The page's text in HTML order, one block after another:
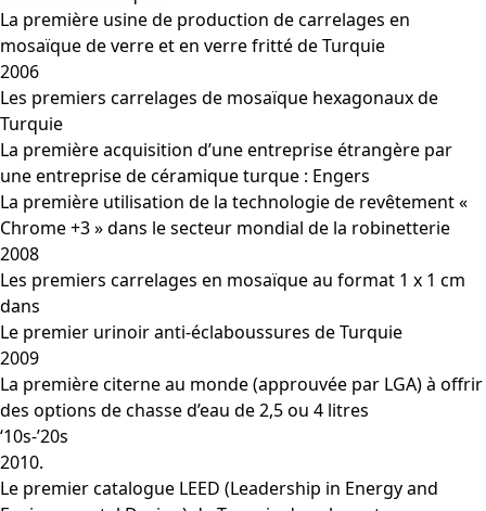
La première usine de production de carrelages en
mosaïque de verre et en verre fritté de Turquie
2006
Les premiers carrelages de mosaïque hexagonaux de
Turquie
La première acquisition d’une entreprise étrangère par
une entreprise de céramique turque : Engers
La première utilisation de la technologie de revêtement «
Chrome +3 » dans le secteur mondial de la robinetterie
2008
Les premiers carrelages en mosaïque au format 1 x 1 cm
dans
Le premier urinoir anti-éclaboussures de Turquie
2009
La première citerne au monde (approuvée par LGA) à offrir
des options de chasse d’eau de 2,5 ou 4 litres
‘10s-’20s
2010.
Le premier catalogue LEED (Leadership in Energy and